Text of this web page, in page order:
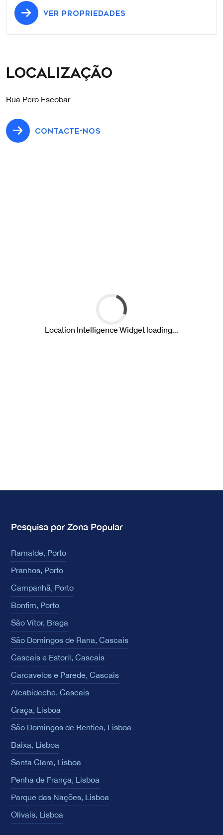
VER PROPRIEDADES
Localização
Rua Pero Escobar
CONTACTE-NOS
Pesquisa por Zona Popular
Ramalde, Porto
Pranhos, Porto
Campanhã, Porto
Bonfim, Porto
São Vítor, Braga
São Domingos de Rana, Cascais
Cascais e Estoril, Cascais
Carcavelos e Parede, Cascais
Alcabideche, Cascais
Graça, Lisboa
São Domingos de Benfica, Lisboa
Baixa, Lisboa
Santa Clara, Lisboa
Penha de França, Lisboa
Parque das Nações, Lisboa
Olivais, Lisboa